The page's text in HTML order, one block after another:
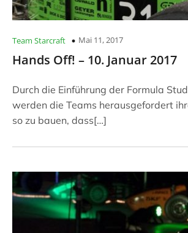
Team Starcraft Mai 11, 2017
Hands Off! – 10. Januar 2017
Durch die Einführung der Formula
werden die Teams herausgefordert
so zu bauen, dass[…]